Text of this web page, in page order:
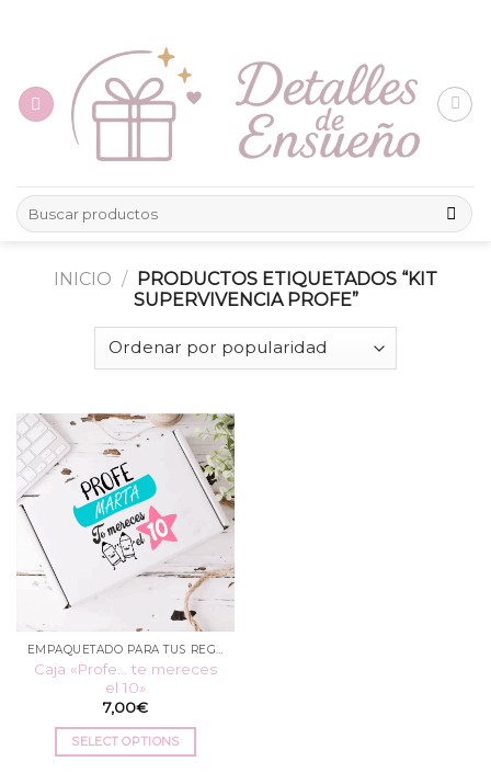
Buscar
por:
INICIO / PRODUCTOS ETIQUETADOS “KIT
SUPERVIVENCIA PROFE”
EMPAQUETADO PARA TUS REGALOS
Caja «Profe… te mereces
el 10»
7,00€
SELECT OPTIONS